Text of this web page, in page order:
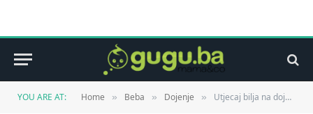
YOU ARE AT: Home » Beba » Dojenje » Utjecaj bilja na dojenje